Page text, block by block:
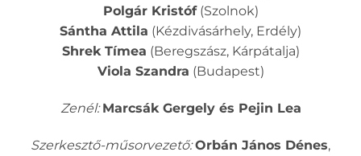
Polgár Kristóf(Szolnok)
Sántha Attila (Kézdivásárhely, Erdély)
Shrek Tímea (Beregszász, Kárpátalja)
Viola Szandra (Budapest)
Zenél: Marcsák Gergely és Pejin Lea
Szerkesztő-műsorvezető: Orbán János Dénes,